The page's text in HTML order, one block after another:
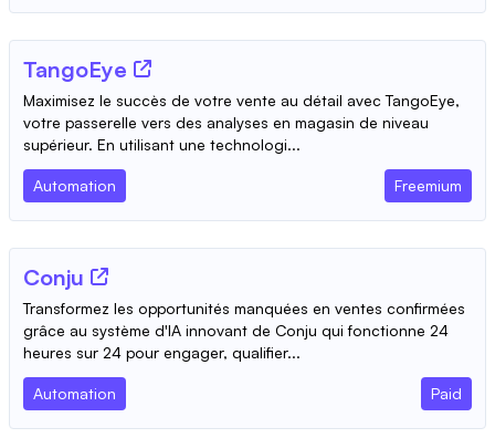
TangoEye
Maximisez le succès de votre vente au détail avec TangoEye,
votre passerelle vers des analyses en magasin de niveau
supérieur. En utilisant une technologi...
Automation Freemium
Conju
Transformez les opportunités manquées en ventes confirmées
grâce au système d'IA innovant de Conju qui fonctionne 24
heures sur 24 pour engager, qualifier...
Automation Paid